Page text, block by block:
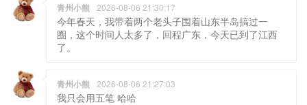
青州小熊 2026-08-06 21:30:17
今年春天，我带着两个老头子围着山东半岛搞过一
圈，这个时间人太多了，回程广东，今天已到了江西
了。
青州小熊 2026-08-06 21:27:03
我只会用五笔 哈哈